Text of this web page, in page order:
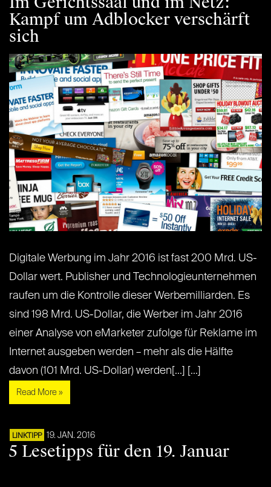
Kampf um Adblocker verschärft
sich
Digitale Werbung im Jahr 2016 ist fast 200 Mrd. US-
Dollar wert. Publisher und Technologieunternehmen
raufen um die Kontrolle dieser Werbemilliarden. Es
sind 198 Mrd. US-Dollar, die Werber im Jahr 2016
einer Analyse von eMarketer zufolge für Reklame im
Internet ausgeben werden – mehr als die Hälfte
davon (101 Mrd. US-Dollar) werden[...] [...]
Read More »
LINKTIPP 19. JAN. 2016
5 Lesetipps für den 19. Januar